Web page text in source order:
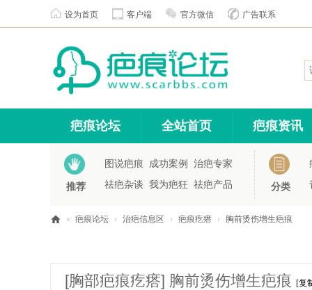
设为首页 客户端 官方微信 广告联系
疤痕论坛 全站首页 疤痕资讯
推荐
图说疤痕 成功案例
治疤专家
祛疤杂谈 我为疤狂 祛疤产品 分类
» 疤痕论坛 › 治疤信息区 › 疤痕疙瘩 › 胸前烫伤增生疤痕
[胸部疤痕疙瘩] 胸前烫伤增生疤痕 [复